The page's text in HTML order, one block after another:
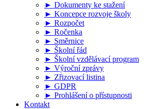
► Dokumenty ke stažení
► Koncepce rozvoje školy
► Rozpočet
► Ročenka
► Směrnice
► Školní řád
► Školní vzdělávací program
► Výroční zprávy
► Zřizovací listina
► GDPR
► Prohlášení o přístupnosti
Kontakt